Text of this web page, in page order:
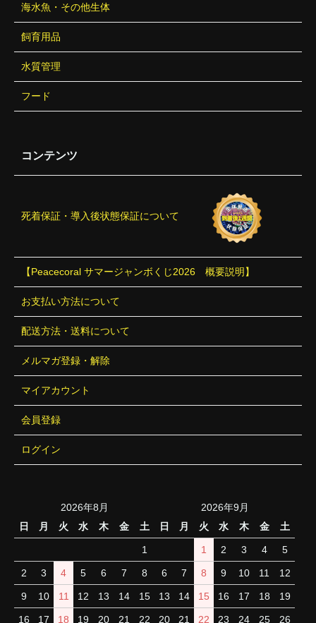
海水魚・その他生体
飼育用品
水質管理
フード
コンテンツ
死着保証・導入後状態保証について
【Peacecoral サマージャンボくじ2026 概要説明】
お支払い方法について
配送方法・送料について
メルマガ登録・解除
マイアカウント
会員登録
ログイン
2026年8月
日
月 火 水 木 金 土
1
2 3 4 5 6 7 8
9 10 11 12 13 14 15
16 17 18 19 20 21 22
2026年9月
日
月 火 水 木 金 土
1 2 3 4 5
6 7 8 9 10 11 12
13 14 15 16 17 18 19
20 21 22 23 24 25 26